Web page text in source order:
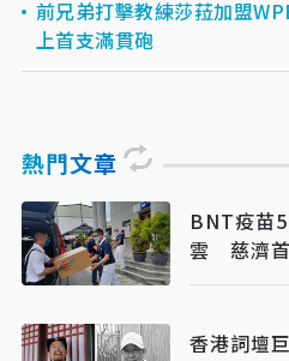
前兄弟打擊教練莎菈加盟
上首支滿貫砲
熱門文章
BNT疫苗
雲 慈濟
司法將追
香港詞壇